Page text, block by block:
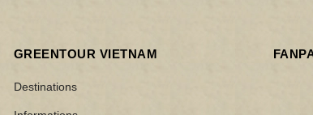
GREENTOUR VIETNAM
Destinations